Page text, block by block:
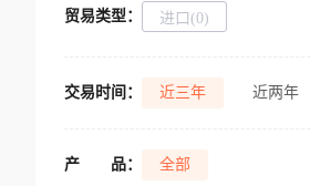
贸易类型： 进口(0)
交易时间： 近三年 近两年
产 品： 全部